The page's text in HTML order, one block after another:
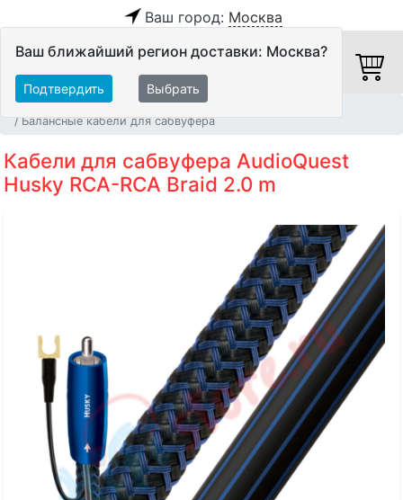
Ваш город: Москва
Ваш ближайший регион доставки: Москва?
Подтвердить Выбрать
Балансные кабели для сабвуфера
Кабели для сабвуфера AudioQuest
Husky RCA-RCA Braid 2.0 m